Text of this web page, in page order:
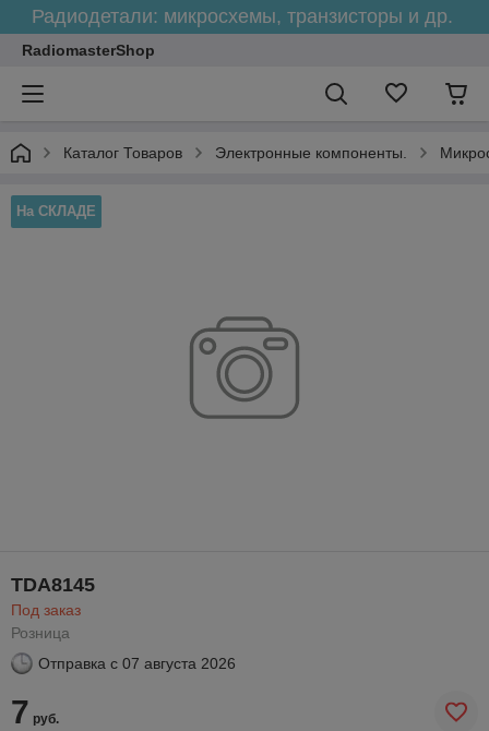
Радиодетали: микросхемы, транзисторы и др.
RadiomasterShop
Каталог Товаров Электронные компоненты.
На СКЛАДЕ
TDA8145
Под заказ
Розница
Отправка с 07 августа 2026
7 руб.